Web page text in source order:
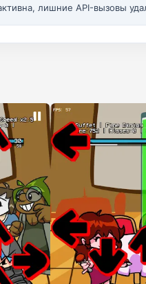
лишние API-вызовы